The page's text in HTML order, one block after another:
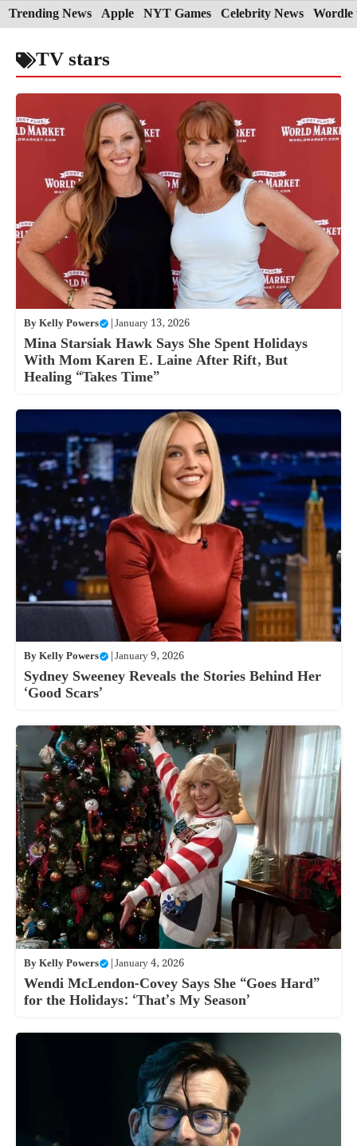
Skip
to
content
Trending News Apple NYT Games Celebrity News Wordle
TV stars
ByKelly Powers |January 13, 2026
Mina Starsiak Hawk Says She Spent Holidays
With Mom Karen E. Laine After Rift, But
Healing “Takes Time”
ByKelly Powers |January 9, 2026
Sydney Sweeney Reveals the Stories Behind Her
‘Good Scars’
ByKelly Powers |January 4, 2026
Wendi McLendon-Covey Says She “Goes Hard”
for the Holidays: ‘That’s My Season’